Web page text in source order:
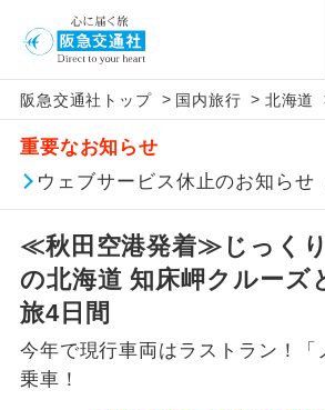
阪急交通社トップ > 国内旅行 > 北海道
重要なお知らせ
ウェブサービス休止のお知らせ
≪秋田空港発着≫じっくり
の北海道 知床岬クルーズ
旅4日間
今年で現行車両はラストラン！「
乗車！
【国内旅客施設使用料について】
旅行代金に国内旅客施設使用
りません。別途お支払いが必
新千歳空港：大人1,110円、子
児1,110円
アイコン
添乗員同行
往路出発空港（駅
（駅）まで同行しま
現地添乗員同
行
現地到着空港（駅
（駅）まで添乗員
バスガイド乗
務
があります。